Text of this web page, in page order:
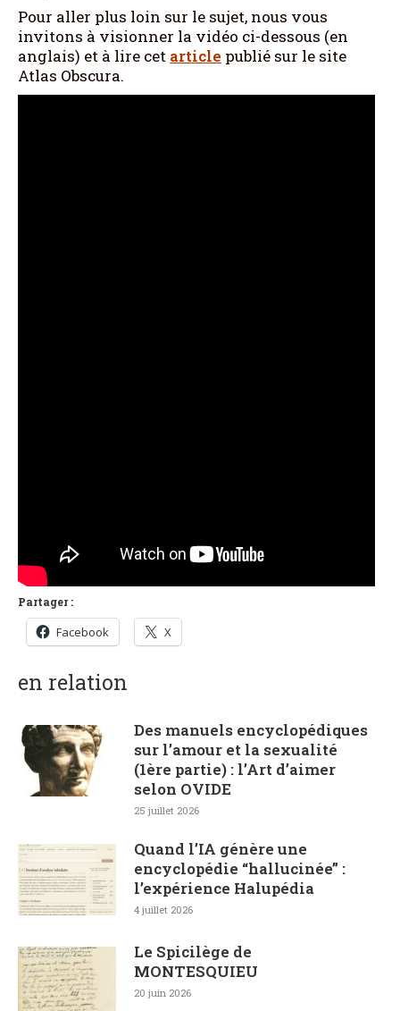
Pour aller plus loin sur le sujet, nous vous
invitons à visionner la vidéo ci-dessous (en
anglais) et à lire cet article publié sur le site
Atlas Obscura.
Partager :
Facebook X
en relation
Des manuels encyclopédiques
sur l’amour et la sexualité
(1ère partie) : l’Art d’aimer
selon OVIDE
25 juillet 2026
Quand l’IA génère une
encyclopédie “hallucinée” :
l’expérience Halupédia
4 juillet 2026
Le Spicilège de
MONTESQUIEU
20 juin 2026